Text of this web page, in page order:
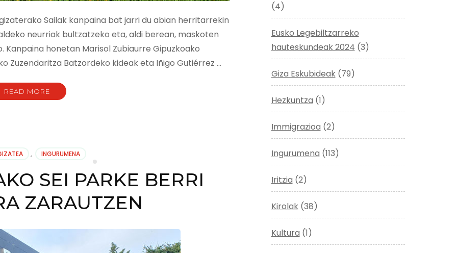
Sailak kanpaina bat jarri du abian herritarrekin
neurriak bultzatzeko eta, aldi berean, maskoten
honetan Marisol Zubiaurre Gipuzkoako
Zuzendaritza Batzordeko kideak eta Iñigo Gutiérrez …
READ MORE
, INGURUMENA
SEI PARKE BERRI
ZARAUTZEN
(4)
Eusko Legebiltzarreko
hauteskundeak 2024 (3)
Giza Eskubideak(79)
Hezkuntza (1)
Immigrazioa (2)
Ingurumena (113)
Iritzia (2)
Kirolak(38)
Kultura (1)